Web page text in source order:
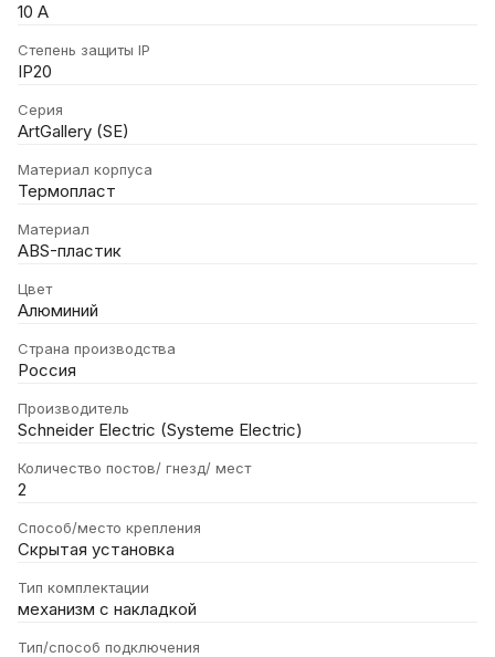
10 А
Степень защиты IP
IP20
Серия
ArtGallery (SE)
Материал корпуса
Термопласт
Материал
ABS-пластик
Цвет
Алюминий
Страна производства
Россия
Производитель
Schneider Electric (Systeme Electric)
Количество постов/ гнезд/ мест
2
Способ/место крепления
Скрытая установка
Тип комплектации
механизм с накладкой
Тип/способ подключения